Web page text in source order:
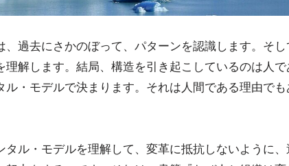
、過去にさかのぼって、パターンを認識します。そ
理解します。結局、構造を引き起こしているのは人
ル・モデルで決まります。それは人間である理由で
タル・モデルを理解して、変革に抵抗しないように